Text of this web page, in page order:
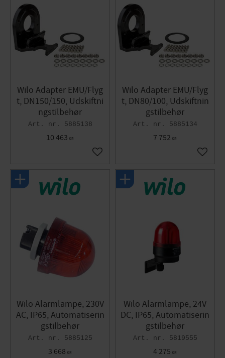
Wilo Adapter EMU/Flyg
t, DN150/150, Udskiftni
ngstilbehør
5885138
10 463 KR
Gem som favorit
Wilo Adapter EMU/Flyg
t, DN80/100, Udskiftnin
gstilbehør
5885134
7 752 KR
Gem
Wilo Alarmlampe, 230V
AC, IP65, Automatiserin
gstilbehør
5885125
3 668 KR
Wilo Alarmlampe, 24V
DC, IP65, Automatiserin
gstilbehør
5819555
4 275 KR